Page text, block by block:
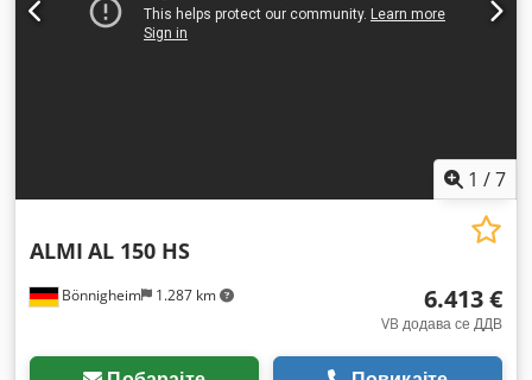
1 /7
Bönnigheim 1.287 km
ALMI AL 150 HS
6.413 €
VB додава се ДДВ